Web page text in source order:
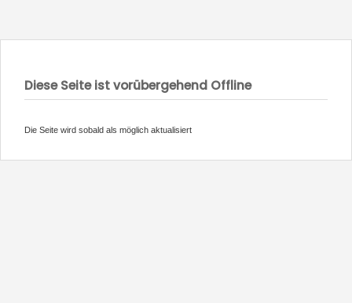
Diese Seite ist vorübergehend Offline
Die Seite wird sobald als möglich aktualisiert